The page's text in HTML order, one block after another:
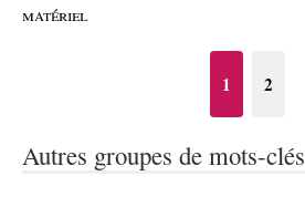
matériel
1 2
Autres groupes de mots-clés